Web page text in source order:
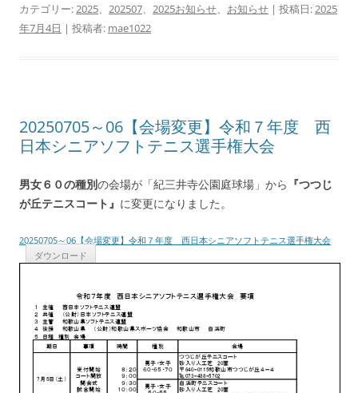
カテゴリー:2025、 202507、 2025お知らせ、 お知らせ | 投稿日:2025
年7月4日 | 投稿者: mae1022
20250705～06【会場変更】令和７年度 西
日本シニアソフトテニス選手権大会
男女６０の種別の会場が「紀三井寺公園庭球場」から 『つつじ
が丘テニスコート』 に変更になりました。
20250705～06【会場変更】令和７年度 西日本シニアソフトテニス選手権大会
ダウンロード